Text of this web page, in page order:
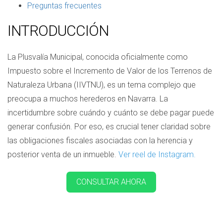
Preguntas frecuentes
INTRODUCCIÓN
La Plusvalía Municipal, conocida oficialmente como
Impuesto sobre el Incremento de Valor de los Terrenos de
Naturaleza Urbana (IIVTNU), es un tema complejo que
preocupa a muchos herederos en Navarra. La
incertidumbre sobre cuándo y cuánto se debe pagar puede
generar confusión. Por eso, es crucial tener claridad sobre
las obligaciones fiscales asociadas con la herencia y
posterior venta de un inmueble. Ver reel de Instagram.
CONSULTAR AHORA